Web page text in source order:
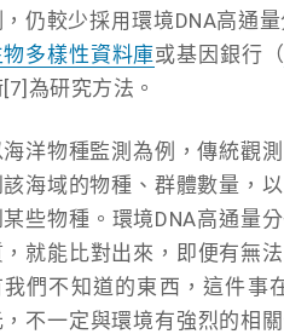
，仍較少採用環境DNA高通
物多樣性資料庫或基因銀行（
為研究方法。
海洋物種監測為例，傳統觀
該海域的物種、群體數量，
某些物種。環境DNA高通量
，就能比對出來，即便有無
我們不知道的東西，這件事
，不一定與環境有強烈的相